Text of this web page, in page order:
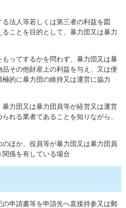
法人等若しくは第三者の利益を図
ことを目的として、暴力団又は暴力
ってするかを問わず、暴力団又は暴
その他財産上の利益を与え、又は便
的に暴力団の維持又は運営に協力
力団又は暴力団員等が経営又は運営
れる業者であることを知りながら、
ほか、役員等が暴力団又は暴力団員
係を有している場合
申請書等を申請先へ直接持参又は郵